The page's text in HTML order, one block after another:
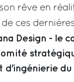
rêve en
ces
Design - le
d'ingénierie